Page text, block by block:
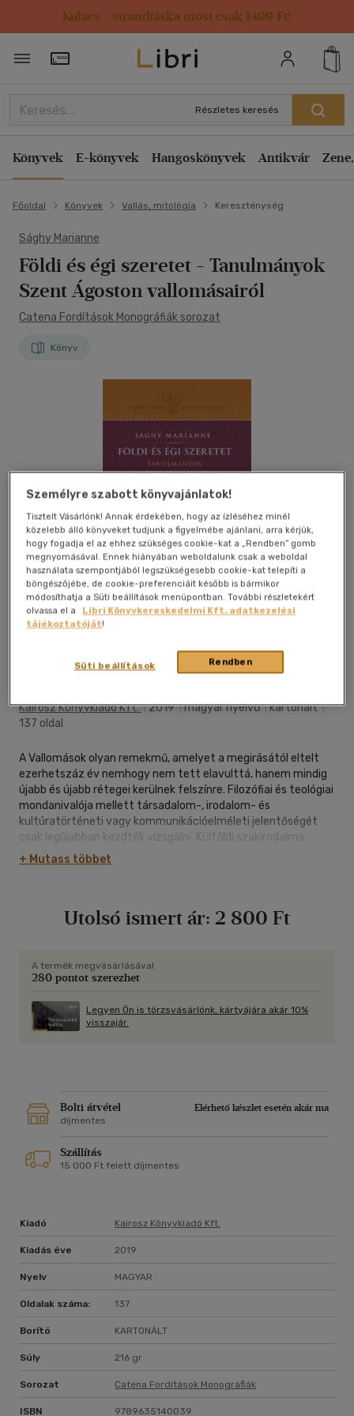
Kulacs / strandtáska most csak 1499 Ft!
Törzsvásárlói Kártya adatai
Részletes keresés
Könyvek E-könyvek Hangoskönyvek Antikvár
Főoldal Könyvek Vallás, mitológia Kereszténység
Sághy Marianne
Földi és égi szeretet - Tanulmányok
Szent Ágoston vallomásairól
Catena Fordítások Monográfiák sorozat
Könyv
Megosztom
Kairosz Könyvkiadó Kft.|2019|magyar nyelvű|kartonált|
137 oldal
A Vallomások olyan remekmű, amelyet a megirásától eltelt
ezerhetszáz év nemhogy nem tett elavulttá, hanem mindig
újabb és újabb rétegei kerülnek felszínre. Filozófiai és teológiai
mondanivalója mellett társadalom-, irodalom- és
kultúratörténeti vagy kommunikációelméleti jelentőségét
csak legújabban kezdték vizsgálni. Külfőldi szakirodalma
óriási, a magyar kutatás azonban alig foglalkozott
elemzésével. Ezt a hiányt pótolja a szerző, a Magyar
+ Mutass többet
Utolsó ismert ár: 2 800 Ft
A termék megvásárlásával
280 pontot szerezhet
Legyen Ön is törzsvásárlónk, kártyájára akár 10%
visszajár.
Bolti átvétel
Elérhető készlet esetén akár ma
díjmentes
Szállítás
15 000 Ft felett díjmentes
Kiadó Kairosz Könyvkiadó Kft.
Kiadás éve 2019
Nyelv MAGYAR
Oldalak száma: 137
Borító KARTONÁLT
Súly 216 gr
Sorozat Catena Fordítások Monográfiák
ISBN 9789635140039
Személyre szabott könyvajánlatok!
Tisztelt Vásárlónk! Annak érdekében, hogy az ízléséhez minél
közelebb álló könyveket tudjunk a figyelmébe ajánlani, arra kérjük,
hogy fogadja el az ehhez szükséges cookie-kat a „Rendben” gomb
megnyomásával. Ennek hiányában weboldalunk csak a weboldal
használata szempontjából legszükségesebb cookie-kat telepíti a
böngészőjébe, de cookie-preferenciáit később is bármikor
módosíthatja a Süti beállítások menüpontban. További részletekért
olvassa el a
Libri Könyvkereskedelmi Kft. adatkezelési
tájékoztatóját!
Rendben
Süti beállítások